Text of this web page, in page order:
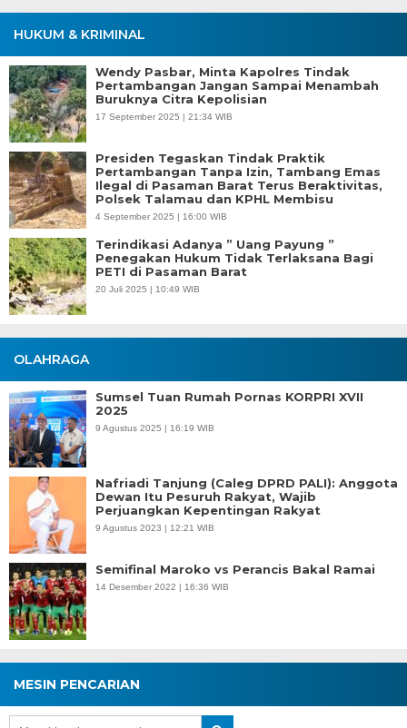
HUKUM & KRIMINAL
Wendy Pasbar, Minta Kapolres Tindak
Pertambangan Jangan Sampai Menambah
Buruknya Citra Kepolisian
17 September 2025 | 21:34 WIB
Presiden Tegaskan Tindak Praktik
Pertambangan Tanpa Izin, Tambang Emas
Ilegal di Pasaman Barat Terus Beraktivitas,
Polsek Talamau dan KPHL Membisu
4 September 2025 | 16:00 WIB
Terindikasi Adanya ” Uang Payung ”
Penegakan Hukum Tidak Terlaksana Bagi
PETI di Pasaman Barat
20 Juli 2025 | 10:49 WIB
OLAHRAGA
Sumsel Tuan Rumah Pornas KORPRI XVII
2025
9 Agustus 2025 | 16:19 WIB
Nafriadi Tanjung (Caleg DPRD PALI): Anggota
Dewan Itu Pesuruh Rakyat, Wajib
Perjuangkan Kepentingan Rakyat
9 Agustus 2023 | 12:21 WIB
Semifinal Maroko vs Perancis Bakal Ramai
14 Desember 2022 | 16:36 WIB
MESIN PENCARIAN